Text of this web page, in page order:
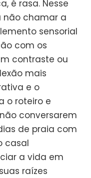
é rasa. Nesse
não chamar a
sensorial
com os
contraste ou
mais
e o
o roteiro e
conversarem
de praia com
casal
a vida em
raízes